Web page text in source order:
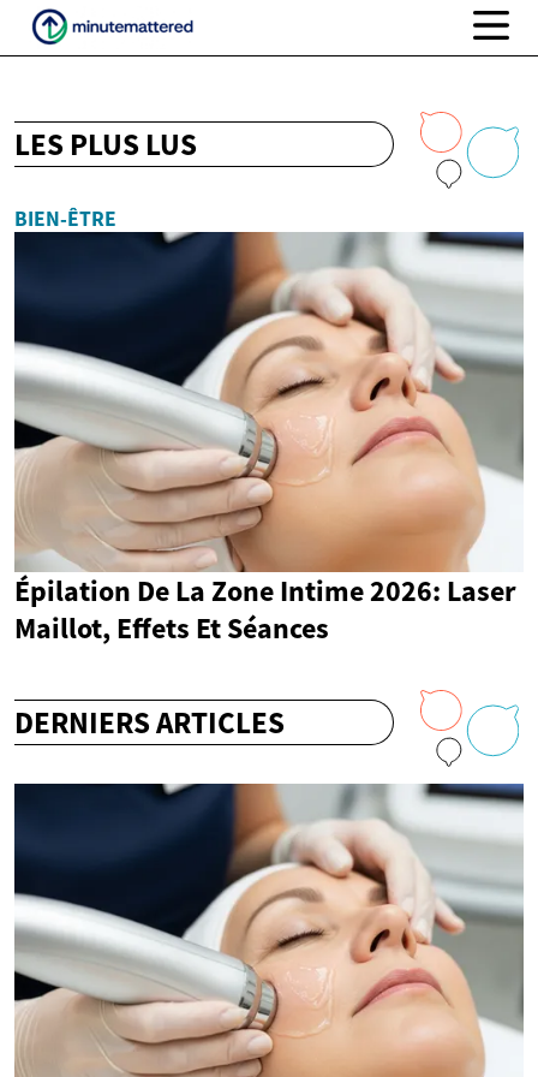
LES PLUS LUS
BIEN-ÊTRE
Épilation De La Zone Intime 2026: Laser
Maillot, Effets Et Séances
DERNIERS ARTICLES